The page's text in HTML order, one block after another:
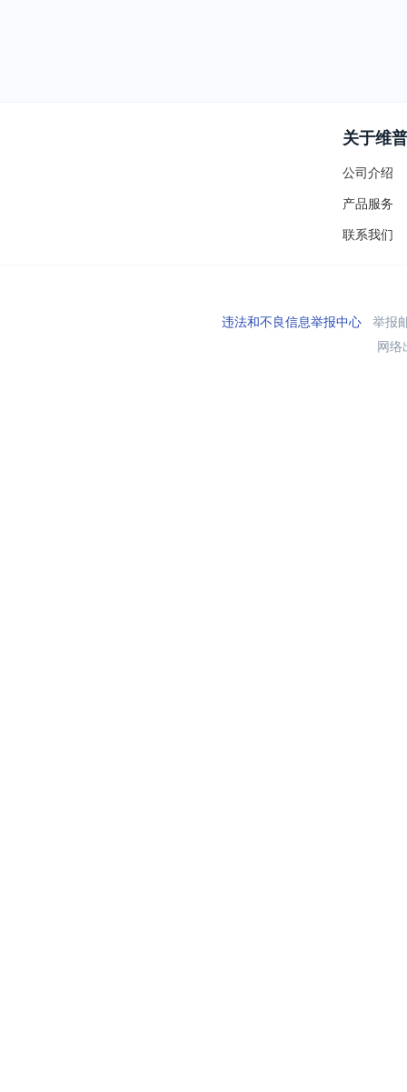
关于维普
公司介绍
产品服务
联系我们
违法和不良信息举报中心举报
网